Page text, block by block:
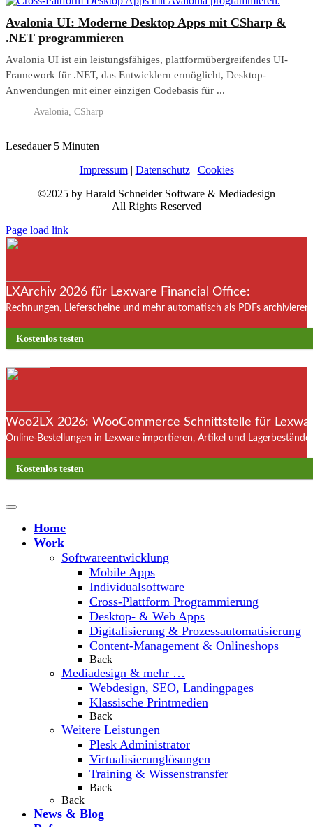
Avalonia UI: Moderne Desktop Apps mit CSharp &
.NET programmieren
Avalonia UI ist ein leistungsfähiges, platt­formübergreifendes UI-
Framework für .NET, das Entwicklern ermöglicht, Desktop-
Anwendungen mit einer einzigen Codebasis für ...
Avalonia, CSharp
Lesedauer 5 Minuten
Impressum| Datenschutz| Cookies
©2025 by Harald Schneider Software & Mediadesign
All Rights Reserved
Page load link
LXArchiv 2026 für Lexware Financial Office:
Rechnungen, Lieferscheine und mehr automatisch als PDFs
Kostenlos testen
Woo2LX 2026: WooCommerce Schnittstelle für
Online-Bestellungen in Lexware importieren, Artikel und
Kostenlos testen
Home
Work
Softwareentwicklung
Mobile Apps
Individualsoftware
Cross-Plattform Programmierung
Desktop- & Web Apps
Digitalisierung & Prozessautomatisierung
Content-Management & Onlineshops
Back
Mediadesign & mehr …
Webdesign, SEO, Landingpages
Klassische Printmedien
Back
Weitere Leistungen
Plesk Administrator
Virtualisierunglösungen
Training & Wissenstransfer
Back
Back
News & Blog